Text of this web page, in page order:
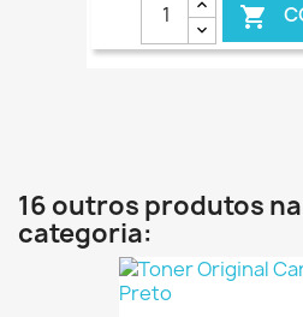

16 outros produtos
categoria: